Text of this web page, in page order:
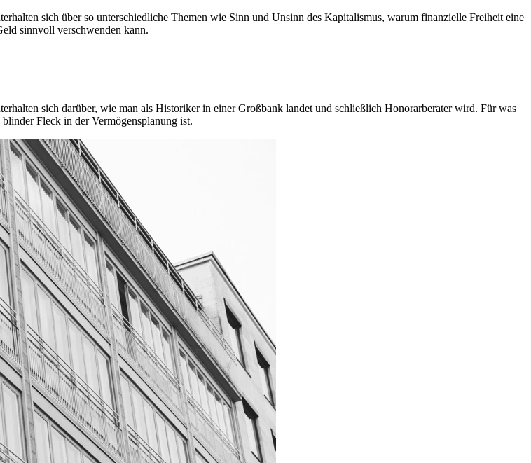
sich über so unterschiedliche Themen wie Sinn und Unsinn des Kapitalismus, warum finanzielle Freiheit eine
sinnvoll verschwenden kann.
sich darüber, wie man als Historiker in einer Großbank landet und schließlich Honorarberater wird. Für was
Fleck in der Vermögensplanung ist.